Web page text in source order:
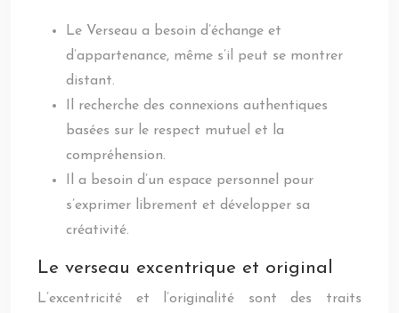
Le Verseau a besoin d’échange et
d’appartenance, même s’il peut se montrer
distant.
Il recherche des connexions authentiques
basées sur le respect mutuel et la
compréhension.
Il a besoin d’un espace personnel pour
s’exprimer librement et développer sa
créativité.
Le verseau excentrique et original
L’excentricité et l’originalité sont des traits